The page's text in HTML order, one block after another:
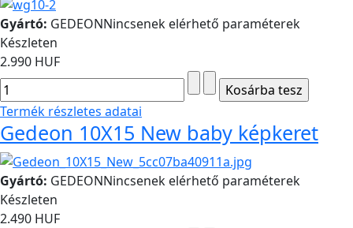
Gyártó: GEDEONNincsenek elérhető paraméterek
Készleten
2.990 HUF
Termék részletes adatai
Gedeon 10X15 New baby képkeret
Gyártó: GEDEONNincsenek elérhető paraméterek
Készleten
2.490 HUF